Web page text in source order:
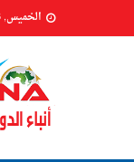
الخميس, 6 أغسطس, 2026